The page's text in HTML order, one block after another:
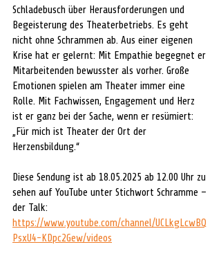
Schladebusch über Herausforderungen und
Begeisterung des Theaterbetriebs. Es geht
nicht ohne Schrammen ab. Aus einer eigenen
Krise hat er gelernt: Mit Empathie begegnet er
Mitarbeitenden bewusster als vorher. Große
Emotionen spielen am Theater immer eine
Rolle. Mit Fachwissen, Engagement und Herz
ist er ganz bei der Sache, wenn er resümiert:
„Für mich ist Theater der Ort der
Herzensbildung.“
Diese Sendung ist ab 18.05.2025 ab 12.00 Uhr zu
sehen auf YouTube unter Stichwort Schramme –
der Talk:
https://www.youtube.com/channel/UCLkgLcwBQ
PsxU4-KDpc2Gew/videos